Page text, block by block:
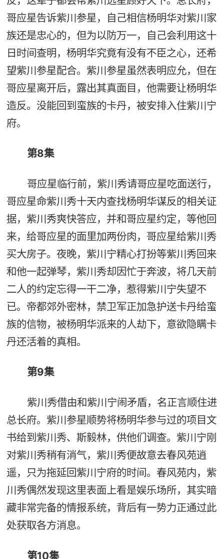
哥应星告诉紫川参星，自己相信杨明华对紫川家
族还是忠心的，但为以防万一，自己会利用这十
日时间查明，杨明华究竟有没有不臣之心，还希
望紫川参星配合。紫川参星虽然表明应允，但在
哥应星离开后，露出其真面目，他需要让杨明华
造反。没能回到蛮族的卡丹，被安排入住紫川宁
府。
第8集
哥应星临行前，紫川秀请哥应星吃面送行，
哥应星命紫川秀十天内查找杨明华谋反的相关证
据，紫川秀爽快答应，并和哥应星约定，等他回
来，给哥应星的面里加两份肉，哥应星给紫川秀
买大房子。夜晚，紫川宁精心打扮等紫川秀回来
和他一起弹琴，紫川秀却因忙于奔波，将几天前
二人的约定忘得一干二净，惹得紫川宁失望不
已。帝都郊外密林，禁卫军正加急护送卡丹给蛮
族的信物，被杨明华派来的人劫下，意欲隐瞒卡
丹还活着的真相。
第9集
紫川秀借由和紫川宁闹矛盾，名正言顺住进
总长府。紫川参星顺势将杨明华参与过的项目文
书给到紫川秀、斯毅林，供他们调查。紫川宁刚
对紫川秀稍有消气，紫川秀便故意去春风苑逍
遥，只为拖延回紫川宁府的时间。春风苑内，紫
川秀偶然发现这里表面上看是娱乐场所，其实暗
藏非常完备的情报系统，背后有一势力正通过此
处获取各方消息。
第10集